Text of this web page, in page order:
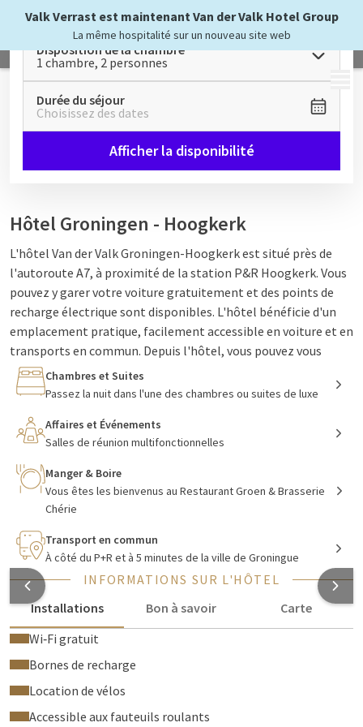
Valk Verrast est maintenant Van der Valk Hotel Group
La même hospitalité sur un nouveau site web
MENU
Disposition de la chambre
1 chambre, 2 personnes
Durée du séjour
Choisissez des dates
Afficher la disponibilité
Hôtel Groningen - Hoogkerk
L'hôtel Van der Valk Groningen-Hoogkerk est situé près de
l'autoroute A7, à proximité de la station P&R Hoogkerk. Vous
pouvez y garer votre voiture gratuitement et des points de
recharge électrique sont disponibles. L'hôtel bénéficie d'un
emplacement pratique, facilement accessible en voiture et en
transports en commun. Depuis l'hôtel, vous pouvez vous
rendre facilement dans toutes les directions et rejoindre le
centre-ville de Groningen en quelques minutes en voiture.
Magnifique emplacement au milieu de la
nature
La nature est facilement accessible. Près de l'Hôtel
naturelle De Onlanden. C'est l'endroit idéal pour une belle
promenade à pied ou à vélo. Il y a également différentes
possibilités d'excursions où vous pourrez voir toutes sortes de
découvertes. Vous pourrez ainsi apprendre l'histoire de la
région de manière particulière.
bénéficierez de tout le confort nécessaire. En tant qu'invité,
vous pouvez utiliser gratuitement la salle de fitness située au
6ème étage. Ici, vous pouvez profiter de la magnifique vue sur
Chambres et Suites
Passez la nuit dans l'une des chambres ou suites de luxe
Affaires et Événements
Salles de réunion multifonctionnelles
Manger & Boire
Vous êtes les bienvenus au Restaurant Groen & Brasserie
Chérie
Transport en commun
À côté du P+R et à 5 minutes de la ville de Groningue
INFORMATIONS SUR L'HÔTEL
Installations
Bon à savoir
Carte
Wi‑Fi gratuit
Bornes de recharge
Location de vélos
Accessible aux fauteuils roulants